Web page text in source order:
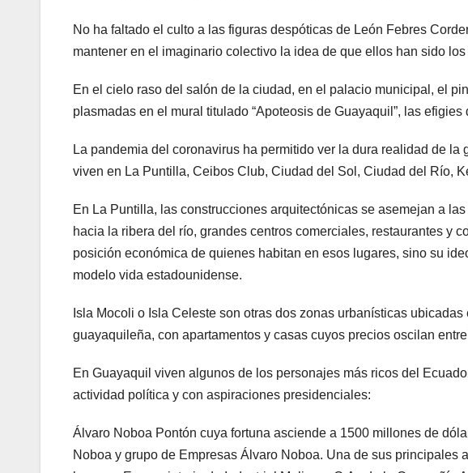
No ha faltado el culto a las figuras despóticas de León Febres
mantener en el imaginario colectivo la idea de que ellos han sido
En el cielo raso del salón de la ciudad, en el palacio municipal, el
plasmadas en el mural titulado “Apoteosis de Guayaquil”, las
La pandemia del coronavirus ha permitido ver la dura realidad de
viven en La Puntilla, Ceibos Club, Ciudad del Sol, Ciudad del Río,
En La Puntilla, las construcciones arquitectónicas se asemejan a
hacia la ribera del río, grandes centros comerciales, restaurantes y
posición económica de quienes habitan en esos lugares, sino su
modelo vida estadounidense.
Isla Mocoli o Isla Celeste son otras dos zonas urbanísticas
guayaquileña, con apartamentos y casas cuyos precios oscilan
En Guayaquil viven algunos de los personajes más ricos del
actividad política y con aspiraciones presidenciales:
Álvaro Noboa Pontón cuya fortuna asciende a 1500 millones de
Noboa y grupo de Empresas Álvaro Noboa. Una de sus